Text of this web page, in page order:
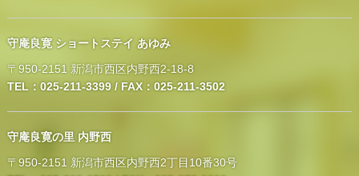
守庵良寛 ショートステイ あゆみ
〒950-2151 新潟市西区内野西2-18-8
TEL：025-211-3399 / FAX：025-211-3502
守庵良寛の里 内野西
〒950-2151 新潟市西区内野西2丁目10番30号